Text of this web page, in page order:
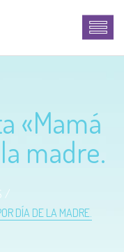
«Mamá
madre.
DÍA DE LA MADRE.